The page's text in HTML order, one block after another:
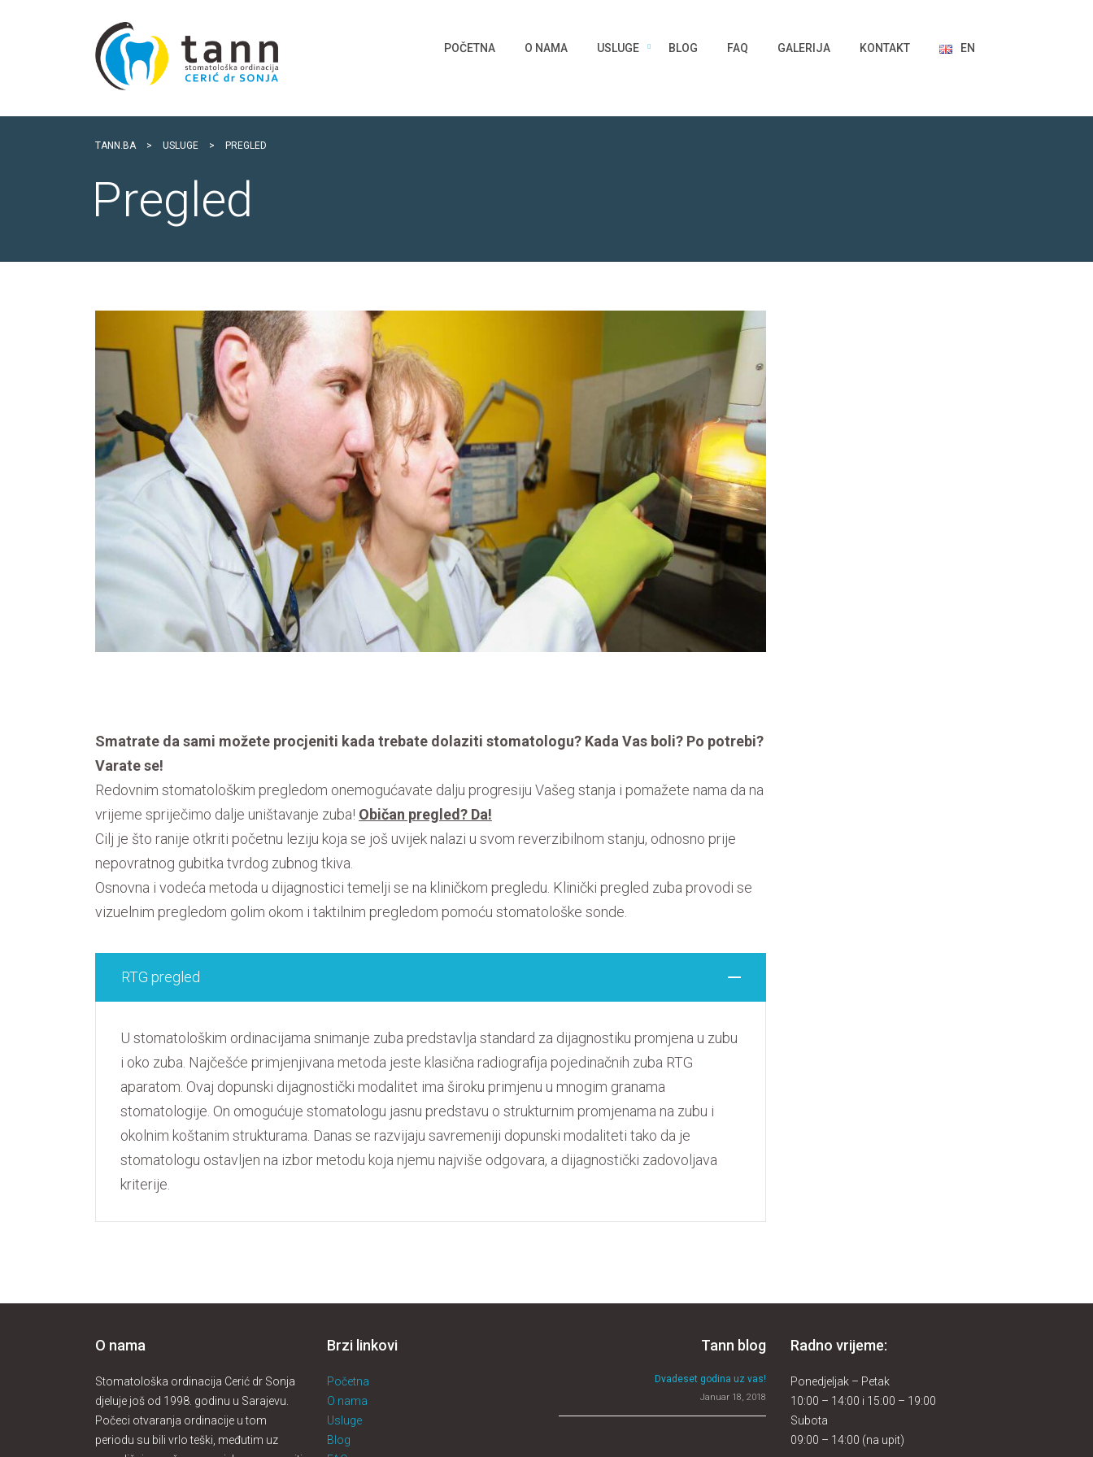
POČETNA O NAMA USLUGE BLOG FAQ GALERIJA KONTAKT EN
TANN.BA > USLUGE > PREGLED
Pregled
Smatrate da sami možete procjeniti kada trebate dolaziti stomatologu? Kada Vas boli? Po potrebi?
Varate se!
Redovnim stomatološkim pregledom onemogućavate dalju progresiju Vašeg stanja i pomažete nama da na
vrijeme spriječimo dalje uništavanje zuba! Običan pregled? Da!
Cilj je što ranije otkriti početnu leziju koja se još uvijek nalazi u svom reverzibilnom stanju, odnosno prije
nepovratnog gubitka tvrdog zubnog tkiva.
Osnovna i vodeća metoda u dijagnostici temelji se na kliničkom pregledu. Klinički pregled zuba provodi se
vizuelnim pregledom golim okom i taktilnim pregledom pomoću stomatološke sonde.
RTG pregled
U stomatološkim ordinacijama snimanje zuba predstavlja standard za dijagnostiku promjena u zubu
i oko zuba. Najčešće primjenjivana metoda jeste klasična radiografija pojedinačnih zuba RTG
aparatom. Ovaj dopunski dijagnostički modalitet ima široku primjenu u mnogim granama
stomatologije. On omogućuje stomatologu jasnu predstavu o strukturnim promjenama na zubu i
okolnim koštanim strukturama. Danas se razvijaju savremeniji dopunski modaliteti tako da je
stomatologu ostavljen na izbor metodu koja njemu najviše odgovara, a dijagnostički zadovoljava
kriterije.
O nama
Stomatološka ordinacija Cerić dr Sonja
djeluje još od 1998. godinu u Sarajevu.
Počeci otvaranja ordinacije u tom
periodu su bili vrlo teški, međutim uz
Brzi linkovi
Početna
O nama
Usluge
Blog
Tann blog
Dvadeset godina uz vas!
Januar 18, 2018
Radno vrijeme:
Ponedjeljak – Petak
10:00 – 14:00 i 15:00 – 19:00
Subota
09:00 – 14:00 (na upit)